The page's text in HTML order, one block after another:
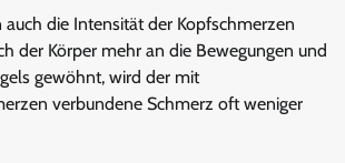
auch die Intensität der Kopfschmerzen
der Körper mehr an die Bewegungen und
gewöhnt, wird der mit
verbundene Schmerz oft weniger